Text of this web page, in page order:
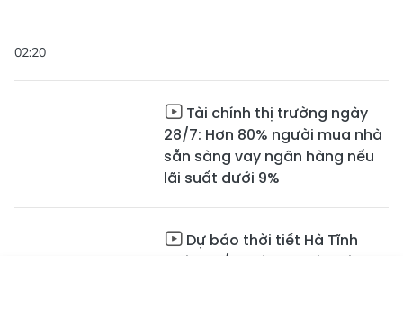
02:20
Tài chính thị trường ngày
28/7: Hơn 80% người mua nhà
sẵn sàng vay ngân hàng nếu
lãi suất dưới 9%
Dự báo thời tiết Hà Tĩnh
ngày 28/7: Có mưa rào và